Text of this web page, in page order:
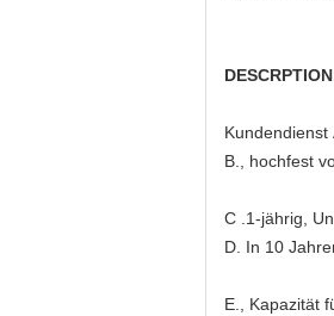
Kundendienst
B., hochfest
C .1-jährig,
D. In 10
E., Kapazität